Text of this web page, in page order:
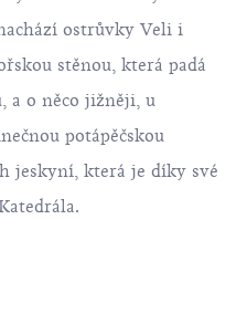
ostrůvky Veli i
stěnou, která padá
a o něco jižněji, u
potápěčskou
jeskyní, která je díky své